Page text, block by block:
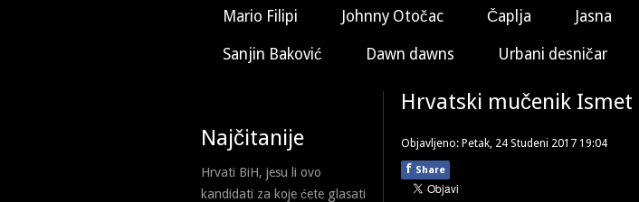
Mario Filipi Johnny Otočac Čaplja Jasna
Sanjin Baković Dawn dawns Urbani desničar
Najčitanije
Hrvati BiH, jesu li ovo
kandidati za koje ćete glasati
Hrvatski mučenik
Objavljeno: Petak, 24 Studeni 2017 19:04
f Share